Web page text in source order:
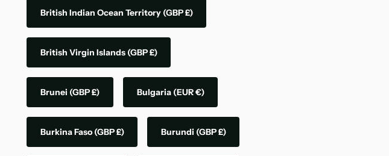
British Indian Ocean Territory (GBP £)
British Virgin Islands (GBP £)
Brunei (GBP £) Bulgaria (EUR €)
Burkina Faso(GBP £) Burundi (GBP £)